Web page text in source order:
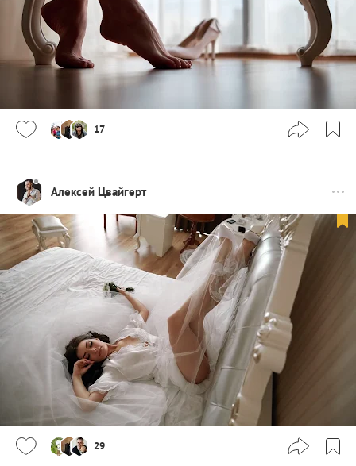
17
Алексей Цвайгерт
29